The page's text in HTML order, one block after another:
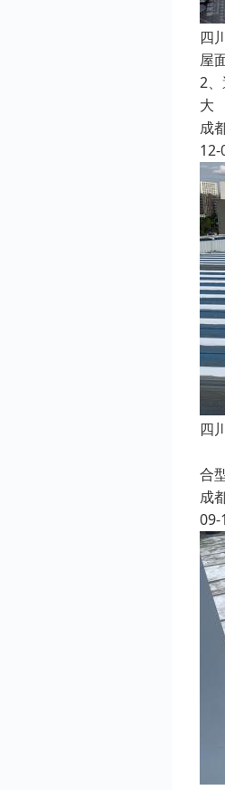
四
屋
2
大
成
12-
四
合
成
09-